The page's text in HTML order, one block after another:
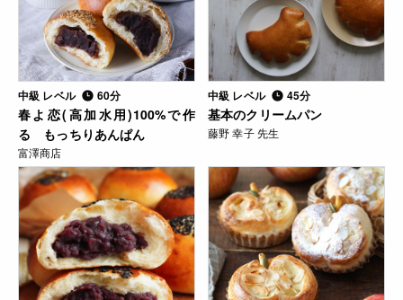
中級 レベル 60分
春よ恋(高加水用)100%で作
る もっちりあんぱん
富澤商店
中級 レベル 45分
基本のクリームパン
藤野 幸子 先生